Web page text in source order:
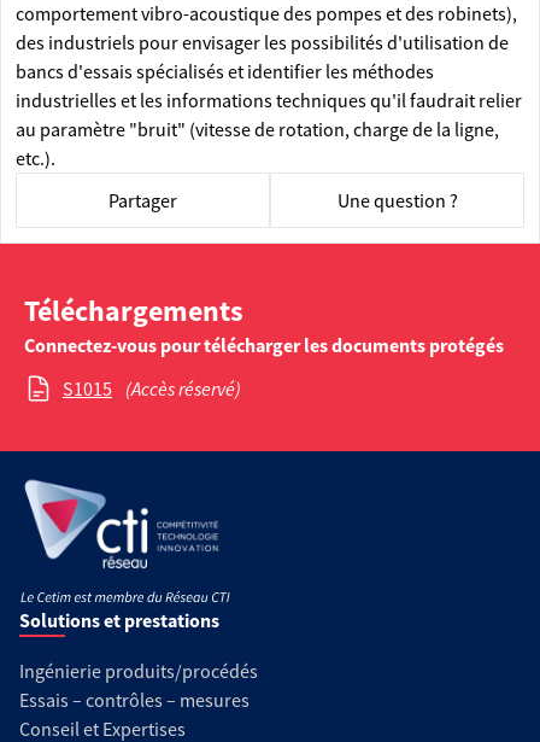
comportement vibro-acoustique des pompes et des robinets),
des industriels pour envisager les possibilités d'utilisation de
bancs d'essais spécialisés et identifier les méthodes
industrielles et les informations techniques qu'il faudrait relier
au paramètre "bruit" (vitesse de rotation, charge de la ligne,
etc.).
Partager
Une question ?
Téléchargements
Connectez-vous pour télécharger les documents protégés
S1015 (Accès réservé)
Solutions et prestations
Ingénierie produits/procédés
Essais – contrôles – mesures
Conseil et Expertises